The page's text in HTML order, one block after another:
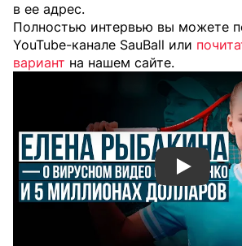
в ее адрес.
Полностью интервью вы можете
YouTube-канале SauBall или
вариант на нашем сайте.
Смотреть